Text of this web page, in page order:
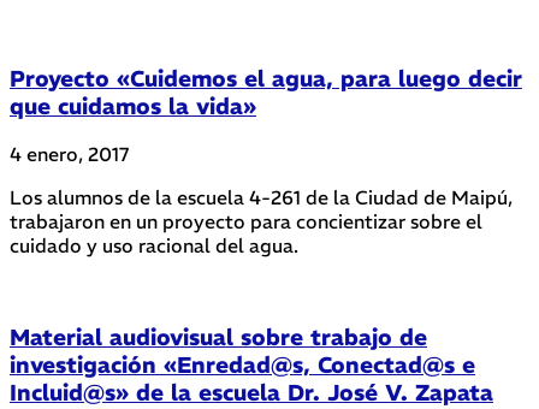
Proyecto «Cuidemos el agua, para luego decir
que cuidamos la vida»
4 enero, 2017
Los alumnos de la escuela 4-261 de la Ciudad de Maipú,
trabajaron en un proyecto para concientizar sobre el
cuidado y uso racional del agua.
Material audiovisual sobre trabajo de
investigación «Enredad@s, Conectad@s e
Incluid@s» de la escuela Dr. José V. Zapata